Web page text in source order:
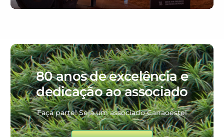
80 anos de excelência e
dedicação ao associado
Faça parte! Seja um associado Canaoeste!